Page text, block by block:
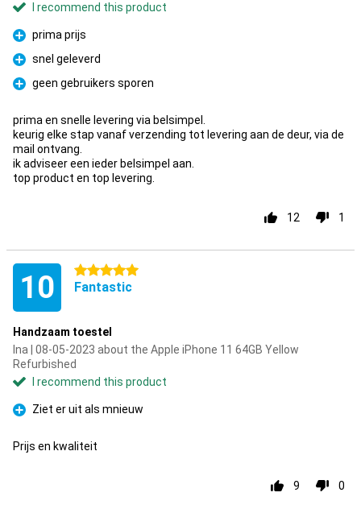
I recommend this product
Pro
prima prijs
Pro
snel geleverd
Pro
geen gebruikers sporen
prima en snelle levering via belsimpel.
keurig elke stap vanaf verzending tot levering aan de deur, via de
mail ontvang.
ik adviseer een ieder belsimpel aan.
top product en top levering.
12 1
10 5 stars
Fantastic
Handzaam toestel
Ina | 08-05-2023 about the Apple iPhone 11 64GB Yellow
Refurbished
I recommend this product
Pro
Ziet er uit als mnieuw
Prijs en kwaliteit
9 0